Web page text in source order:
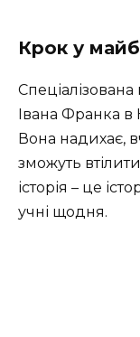
Крок у
Спеціалізована
Івана Франка в
Вона надихає,
зможуть
історія – це
учні щодня.